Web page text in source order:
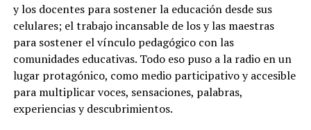
y los docentes para sostener la educación desde sus
celulares; el trabajo incansable de los y las maestras
para sostener el vínculo pedagógico con las
comunidades educativas. Todo eso puso a la radio en un
lugar protagónico, como medio participativo y accesible
para multiplicar voces, sensaciones, palabras,
experiencias y descubrimientos.